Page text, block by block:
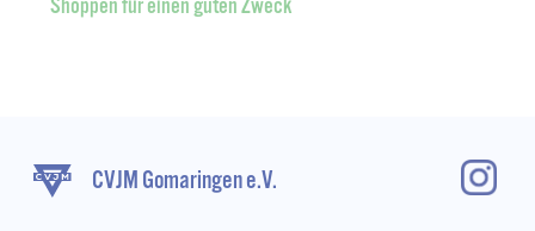
Shoppen für einen guten Zweck
CVJM Gomaringen e.V.